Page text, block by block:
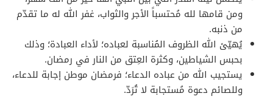
ومن قامها لله مُحتسباً الأجر والثواب، غفر الله له ما تقدّم
من ذنبه.
يُهيّئ الله الظروف المُناسبة لعباده؛ لأداء العبادة؛ وذلك
بحبس الشياطين، وكثرة العِتق من النار في رمضان.
يستجيب الله من عباده الدعاء؛ فرمضان موطن إجابة للدعاء،
وللصائم دعوة مُستجابة لا تُرَدّ.